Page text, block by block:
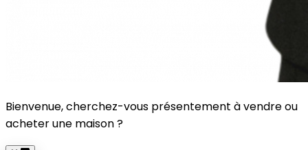
Bienvenue, cherchez-vous présentement à vendre ou
acheter une maison ?